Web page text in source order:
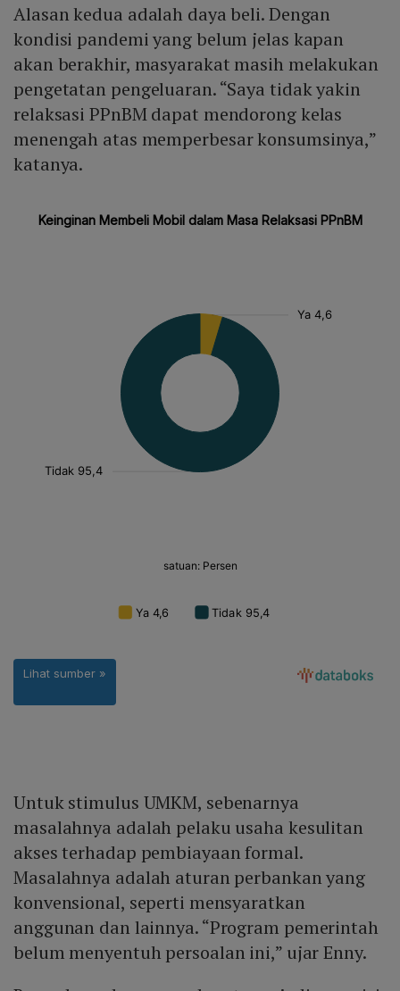
Alasan kedua adalah daya beli. Dengan
kondisi pandemi yang belum jelas kapan
akan berakhir, masyarakat masih melakukan
pengetatan pengeluaran. “Saya tidak yakin
relaksasi PPnBM dapat mendorong kelas
menengah atas memperbesar konsumsinya,”
katanya.
Untuk stimulus UMKM, sebenarnya
masalahnya adalah pelaku usaha kesulitan
akses terhadap pembiayaan formal.
Masalahnya adalah aturan perbankan yang
konvensional, seperti mensyaratkan
anggunan dan lainnya. “Program pemerintah
belum menyentuh persoalan ini,” ujar Enny.